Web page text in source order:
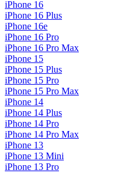
iPhone 16
iPhone 16 Plus
iPhone 16e
iPhone 16 Pro
iPhone 16 Pro Max
iPhone 15
iPhone 15 Plus
iPhone 15 Pro
iPhone 15 Pro Max
iPhone 14
iPhone 14 Plus
iPhone 14 Pro
iPhone 14 Pro Max
iPhone 13
iPhone 13 Mini
iPhone 13 Pro